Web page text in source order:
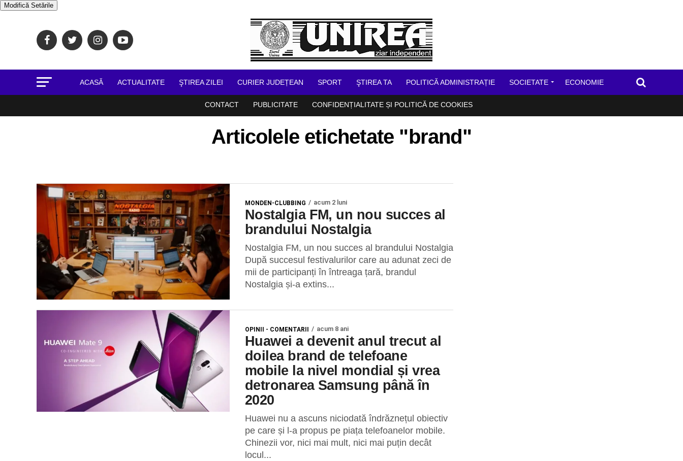
Modifică Setările
ACASĂ ACTUALITATE ŞTIREA ZILEI CURIER JUDEȚEAN SPORT ŞTIREA TA POLITICĂ ADMINISTRAȚIE SOCIETATE ECONOMIE
CONTACT PUBLICITATE CONFIDENȚIALITATE ȘI POLITICĂ DE COOKIES
Articolele etichetate "brand"
MONDEN-CLUBBING acum 2 luni
Nostalgia FM, un nou succes al
brandului Nostalgia
Nostalgia FM, un nou succes al brandului Nostalgia
După succesul festivalurilor care au adunat zeci de
mii de participanți în întreaga țară, brandul
Nostalgia și-a extins...
OPINII - COMENTARII acum 8 ani
Huawei a devenit anul trecut al
doilea brand de telefoane
mobile la nivel mondial și vrea
detronarea Samsung până în
2020
Huawei nu a ascuns niciodată îndrăznețul obiectiv
pe care și l-a propus pe piața telefoanelor mobile.
Chinezii vor, nici mai mult, nici mai puțin decât
locul...